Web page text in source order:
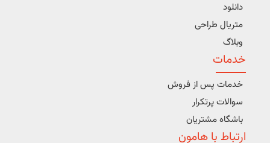
دانلود
متریال طراحی
وبلاگ
خدمات
خدمات پس از فروش
سوالات پرتکرار
باشگاه مشتریان
ارتباط با هامون